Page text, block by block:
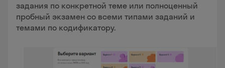
задания по конкретной теме или полноценный
пробный экзамен со всеми типами заданий и
темами по кодификатору.